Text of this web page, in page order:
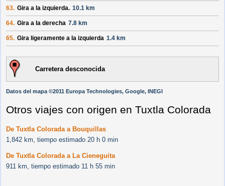
63. Gira a la izquierda. 10.1 km
64. Gira a la derecha 7.8 km
65. Gira ligeramente a la izquierda 1.4 km
Carretera desconocida
Datos del mapa ©2011 Europa Technologies, Google, INEGI
Otros viajes con origen en Tuxtla Colorada
De Tuxtla Colorada a Bouquillas
1,842 km, tiempo estimado 20 h 0 min
De Tuxtla Colorada a La Cieneguita
911 km, tiempo estimado 11 h 55 min